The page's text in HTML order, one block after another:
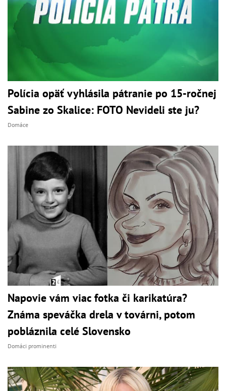
Polícia opäť vyhlásila pátranie po 15-ročnej
Sabine zo Skalice: FOTO Nevideli ste ju?
Domáce
Napovie vám viac fotka či karikatúra?
Známa speváčka drela v továrni, potom
pobláznila celé Slovensko
Domáci prominenti